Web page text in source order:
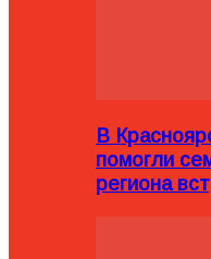
В
помогли
региона